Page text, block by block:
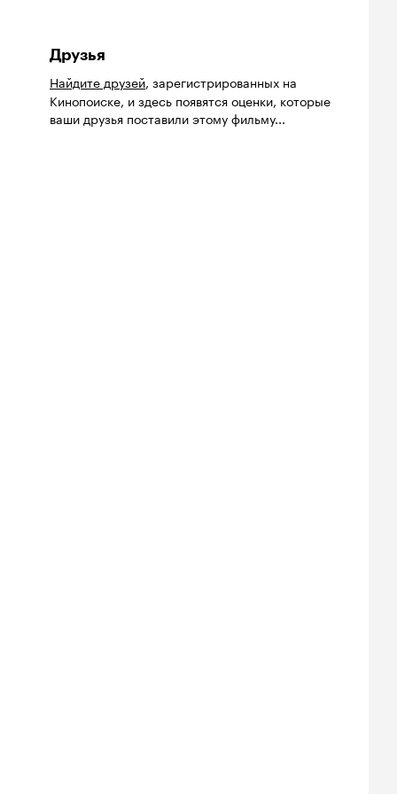
Друзья
Найдите друзей, зарегистрированных на
Кинопоиске, и здесь появятся оценки, которые
ваши друзья поставили этому фильму...